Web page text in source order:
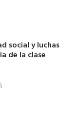
social y luchas
de la clase